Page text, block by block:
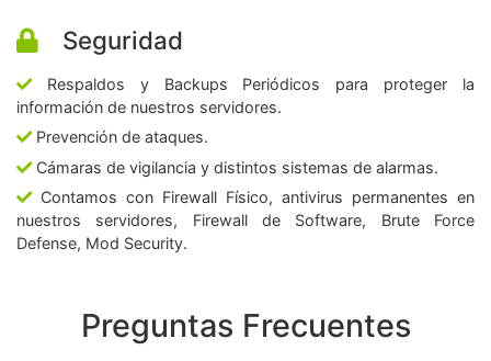
Seguridad
Respaldos y Backups Periódicos para proteger la
información de nuestros servidores.
Prevención de ataques.
Cámaras de vigilancia y distintos sistemas de alarmas.
Contamos con Firewall Físico, antivirus permanentes en
nuestros servidores, Firewall de Software, Brute Force
Defense, Mod Security.
Preguntas Frecuentes